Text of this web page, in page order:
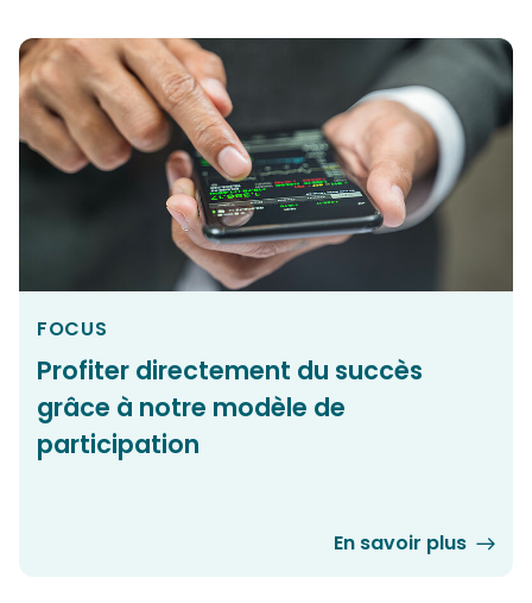
FOCUS
Profiter directement du succès
grâce à notre modèle de
participation
En savoir plus